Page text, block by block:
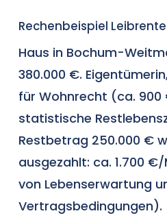
Rechenbeispiel Leibrente
Haus in Bochum-
380.000 €.
für Wohnrecht (ca.
statistische
Restbetrag 250.000 €
ausgezahlt: ca. 1.700
von Lebenserwartung
Vertragsbedingungen).